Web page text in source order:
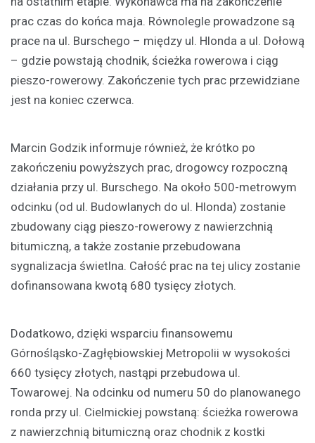
prac czas do końca maja. Równolegle prowadzone są
prace na ul. Burschego – między ul. Hlonda a ul. Dołową
– gdzie powstają chodnik, ścieżka rowerowa i ciąg
pieszo-rowerowy. Zakończenie tych prac przewidziane
jest na koniec czerwca.
Marcin Godzik informuje również, że krótko po
zakończeniu powyższych prac, drogowcy rozpoczną
działania przy ul. Burschego. Na około 500-metrowym
odcinku (od ul. Budowlanych do ul. Hlonda) zostanie
zbudowany ciąg pieszo-rowerowy z nawierzchnią
bitumiczną, a także zostanie przebudowana
sygnalizacja świetlna. Całość prac na tej ulicy zostanie
dofinansowana kwotą 680 tysięcy złotych.
Dodatkowo, dzięki wsparciu finansowemu
Górnośląsko-Zagłębiowskiej Metropolii w wysokości
660 tysięcy złotych, nastąpi przebudowa ul.
Towarowej. Na odcinku od numeru 50 do planowanego
ronda przy ul. Cielmickiej powstaną: ścieżka rowerowa
z nawierzchnią bitumiczną oraz chodnik z kostki